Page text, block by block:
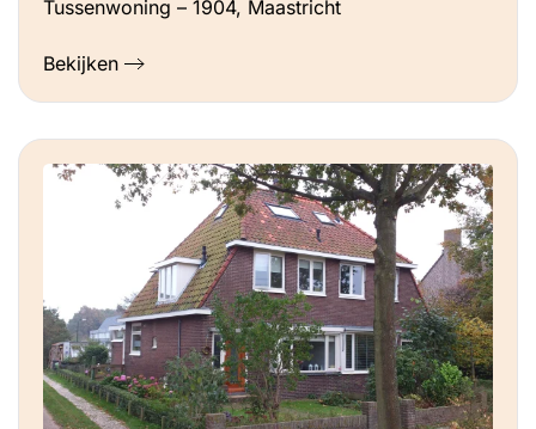
Tussenwoning – 1904, Maastricht
Bekijken